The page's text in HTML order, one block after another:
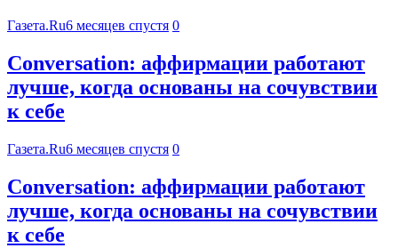
Газета.Ru6 месяцев спустя 0
Conversation: аффирмации работают
лучше, когда основаны на сочувствии
к себе
Газета.Ru6 месяцев спустя 0
Conversation: аффирмации работают
лучше, когда основаны на сочувствии
к себе